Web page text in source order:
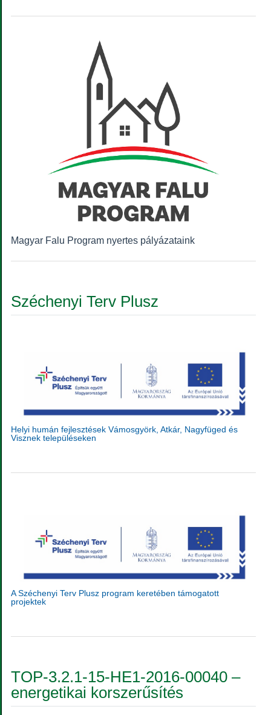
Magyar Falu Program nyertes pályázataink
Széchenyi Terv Plusz
Helyi humán fejlesztések Vámosgyörk, Atkár, Nagyfüged és
Visznek településeken
A Széchenyi Terv Plusz program keretében támogatott
projektek
TOP-3.2.1-15-HE1-2016-00040 –
energetikai korszerűsítés